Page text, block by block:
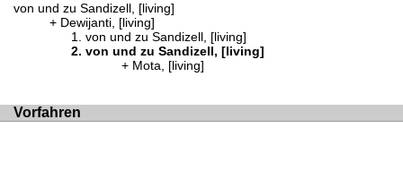
von und zu Sandizell, [living]
Dewijanti, [living]
von und zu Sandizell, [living]
von und zu Sandizell, [living]
Mota, [living]
Vorfahren